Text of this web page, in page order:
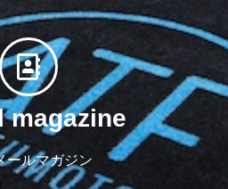
magazine
ールマガジン